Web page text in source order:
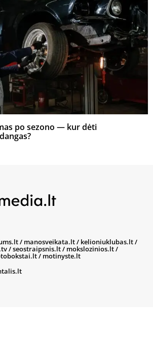
po sezono — kur dėti
/ manosveikata.lt/ kelioniuklubas.lt/
/seostraipsnis.lt/ mokslozinios.lt/
/ motinyste.lt